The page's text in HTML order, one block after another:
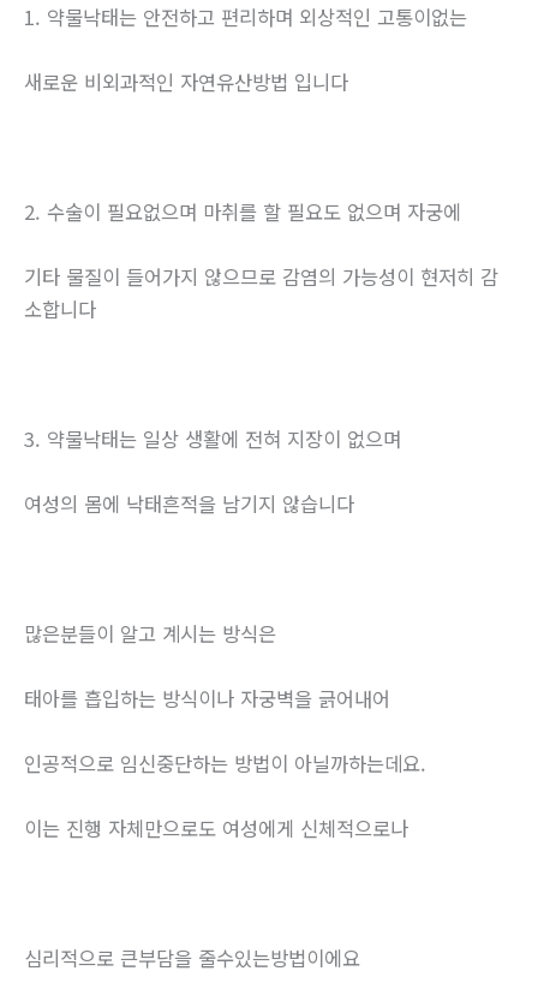
1. 약물낙태는 안전하고 편리하며 외상적인 고통이없는
새로운 비외과적인 자연유산방법 입니다
2. 수술이 필요없으며 마취를 할 필요도 없으며 자궁에
기타 물질이 들어가지 않으므로 감염의 가능성이 현저히 감
소합니다
3. 약물낙태는 일상 생활에 전혀 지장이 없으며
여성의 몸에 낙태흔적을 남기지 않습니다
많은분들이 알고 계시는 방식은
태아를 흡입하는 방식이나 자궁벽을 긁어내어
인공적으로 임신중단하는 방법이 아닐까하는데요.
이는 진행 자체만으로도 여성에게 신체적으로나
심리적으로 큰부담을 줄수있는방법이에요